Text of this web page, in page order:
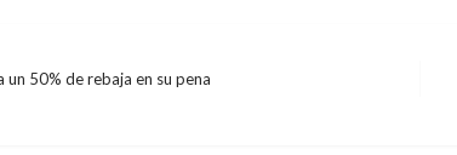
50% de rebaja en su pena